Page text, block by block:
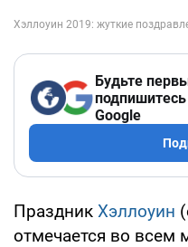
Будьте
Google
Праздник Хэллоуин
отмечается во всем